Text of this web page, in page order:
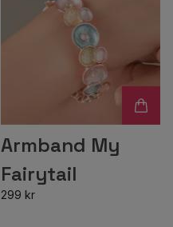
Armband My
Fairytail
299 kr